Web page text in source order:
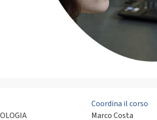
Coordina il corso
Marco Costa